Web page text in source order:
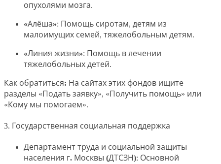
опухолями мозга.
«Алёша»: Помощь сиротам, детям из
малоимущих семей, тяжелобольным детям.
«Линия жизни»: Помощь в лечении
тяжелобольных детей.
Как обратиться: На сайтах этих фондов ищите
разделы «Подать заявку», «Получить помощь» или
«Кому мы помогаем».
3. Государственная социальная поддержка
Департамент труда и социальной защиты
населения г. Москвы (ДТСЗН): Основной